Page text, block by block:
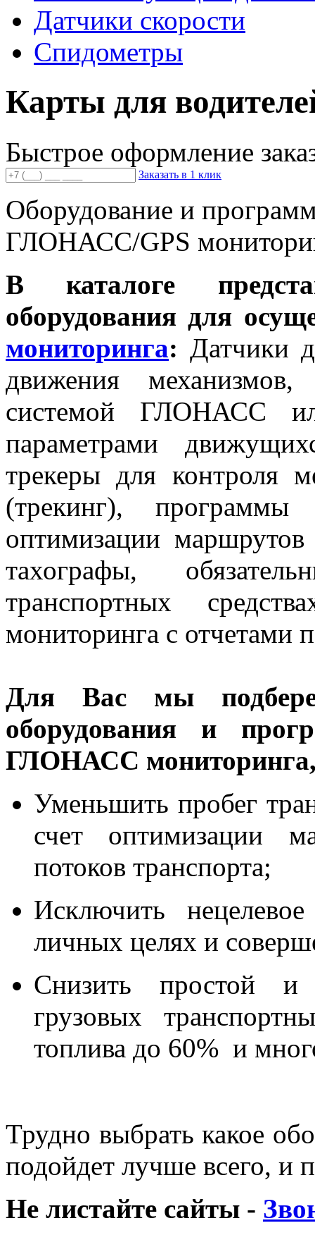
Датчики скорости
Спидометры
Карты для
Быстрое оформление
Заказать в 1 клик
Оборудование и
ГЛОНАСС/GPS
В каталоге
оборудования для
мониторинга: Датчики
движения
системой ГЛОНАСС
параметрами
трекеры для контроля
(трекинг), программы
оптимизации
тахографы,
транспортных
мониторинга с отчетами
Для Вас мы
оборудования и
ГЛОНАСС мониторинга,
Уменьшить пробег
счет оптимизации
потоков транспорта;
Исключить
личных целях и
Снизить простой и
грузовых
топлива до 60% и
Трудно выбрать какое
подойдет лучше всего, и
Не листайте сайты -